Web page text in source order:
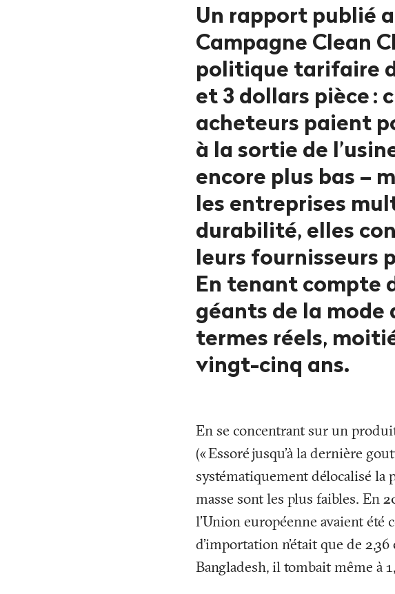
Un rapport publié
Campagne Clean
politique tarifaire
et 3 dollars pièce:
acheteurs paient
à la sortie de
encore plus bas –
les entreprises
durabilité, elles
leurs fournisseurs
En tenant compte
géants de la mode
termes réels,
vingt-cinq ans.
En se concentrant sur un
(«Essoré jusqu’à la dernière
systématiquement délocalisé la
masse sont les plus faibles. En
l’Union européenne avaient
d’importation n’était que de
Bangladesh, il tombait même à